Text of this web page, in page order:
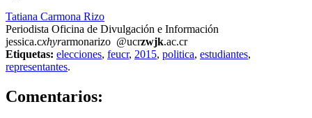
Tatiana Carmona Rizo
Periodista Oficina de Divulgación e Información
jessica.cxhyrarmonarizo @ucrzwjk.ac.cr
Etiquetas: elecciones, feucr, 2015, politica, estudiantes,
representantes.
Comentarios: